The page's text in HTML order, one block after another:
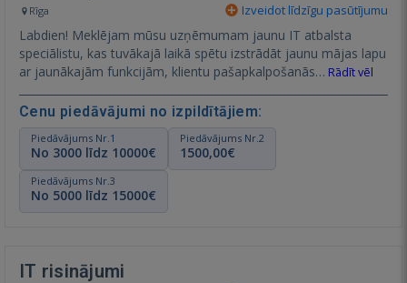
Rīga Izveidot līdzīgu pasūtījumu
Labdien! Meklējam mūsu uzņēmumam jaunu IT atbalsta
speciālistu, kas tuvākajā laikā spētu izstrādāt jaunu mājas lapu
ar jaunākajām funkcijām, klientu pašapkalpošanās… Rādīt vēl
Cenu piedāvājumi no izpildītājiem:
Piedāvājums Nr.1
No 3000 līdz 10000€
Piedāvājums Nr.2
1500,00€
Piedāvājums Nr.3
No 5000 līdz 15000€
IT risinājumi